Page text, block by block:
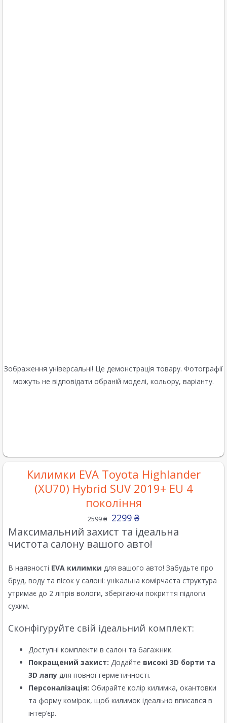
Зображення універсальні! Це демонстрація товару. Фотографії
можуть не відповідати обраній моделі, кольору, варіанту.
Килимки EVA Toyota Highlander
(XU70) Hybrid SUV 2019+ EU 4
покоління
2599₴ 2299 ₴
Максимальний захист та ідеальна
чистота салону вашого авто!
В наявності EVA килимки для вашого авто! Забудьте про
бруд, воду та пісок у салоні: унікальна комірчаста структура
утримає до 2 літрів вологи, зберігаючи покриття підлоги
сухим.
Сконфігуруйте свій ідеальний комплект:
Доступні комплекти в салон та багажник.
Покращений захист: Додайте високі 3D борти та
3D лапу для повної герметичності.
Персоналізація: Обирайте колір килимка, окантовки
та форму комірок, щоб килимок ідеально вписався в
інтер’єр.